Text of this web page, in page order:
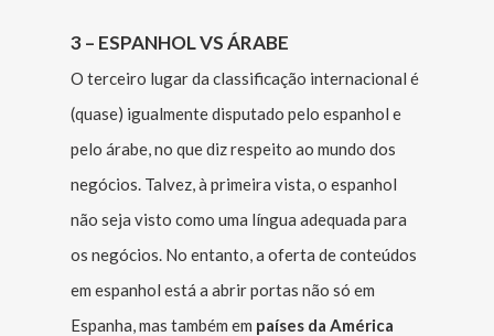
3 – ESPANHOL VS ÁRABE
O terceiro lugar da classificação internacional é
(quase) igualmente disputado pelo espanhol e
pelo árabe, no que diz respeito ao mundo dos
negócios. Talvez, à primeira vista, o espanhol
não seja visto como uma língua adequada para
os negócios. No entanto, a oferta de conteúdos
em espanhol está a abrir portas não só em
Espanha, mas também em países da América